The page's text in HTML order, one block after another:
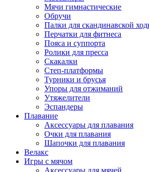
Мячи гимнастические
Обручи
Палки для скандинавской
Перчатки для фитнеса
Пояса и суппорта
Ролики для пресса
Скакалки
Степ-платформы
Турники и брусья
Упоры для отжиманий
Утяжелители
Эспандеры
Плавание
Аксессуары для плавания
Очки для плавания
Шапочки для плавания
Велакс
Игры с мячом
Аксессуары для мячей